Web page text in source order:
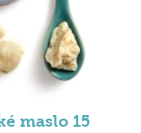
maslo 15